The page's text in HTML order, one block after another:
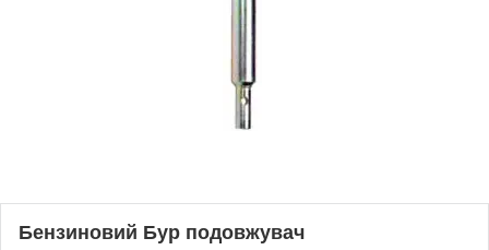
Бензиновий Бур подовжувач